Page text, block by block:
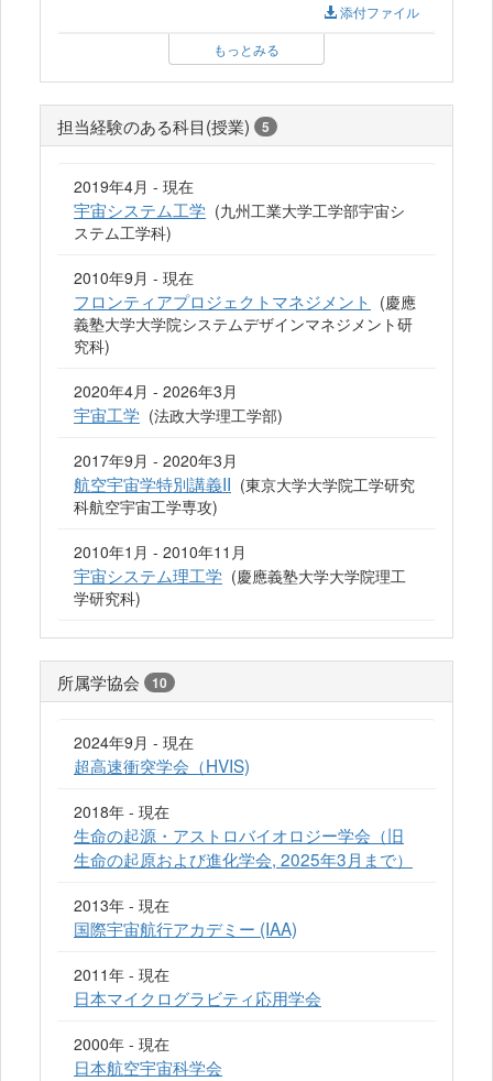
添付ファイル
もっとみる
担当経験のある科目(授業) 5
2019年4月 - 現在
宇宙システム工学 (九州工業大学工学部宇宙シ
ステム工学科)
2010年9月 - 現在
フロンティアプロジェクトマネジメント (慶應
義塾大学大学院システムデザインマネジメント研
究科)
2020年4月 - 2026年3月
宇宙工学 (法政大学理工学部)
2017年9月 - 2020年3月
航空宇宙学特別講義II (東京大学大学院工学研究
科航空宇宙工学専攻)
2010年1月 - 2010年11月
宇宙システム理工学 (慶應義塾大学大学院理工
学研究科)
所属学協会 10
2024年9月 - 現在
超高速衝突学会（HVIS)
2018年 - 現在
生命の起源・アストロバイオロジー学会（旧
生命の起原および進化学会, 2025年3月まで）
2013年 - 現在
国際宇宙航行アカデミー (IAA)
2011年 - 現在
日本マイクログラビティ応用学会
2000年 - 現在
日本航空宇宙科学会